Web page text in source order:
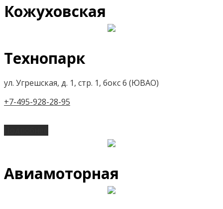
Кожуховская
Технопарк
ул. Угрешская, д. 1, стр. 1, бокс 6 (ЮВАО)
+7-495-928-28-95
Авиамоторная